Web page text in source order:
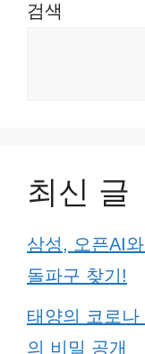
검색
최신 글
삼성, 오픈AI
돌파구 찾기!
태양의 코로나
의 비밀 공개